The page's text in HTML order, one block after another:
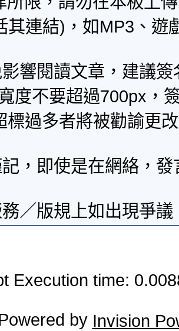
其連結)，如MP3、遊
響閱讀文章，建議
度不要超過700px，
標過多者將被勸諭更
，即使是在網絡，
／版規上如出現爭
Execution time:
by Invision